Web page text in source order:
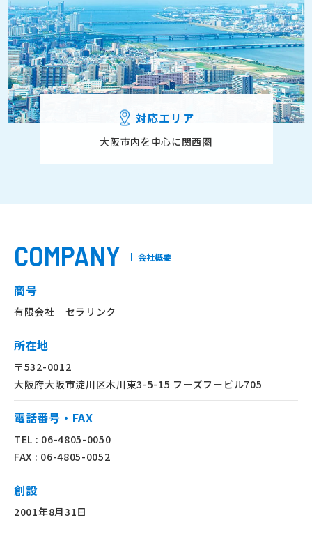
対応エリア
大阪市内を中心に関西圏
COMPANY 会社概要
商号
有限会社 セラリンク
所在地
〒532-0012
大阪府大阪市淀川区木川東3-5-15 フーズフービル705
電話番号・FAX
TEL : 06-4805-0050
FAX : 06-4805-0052
創設
2001年8月31日